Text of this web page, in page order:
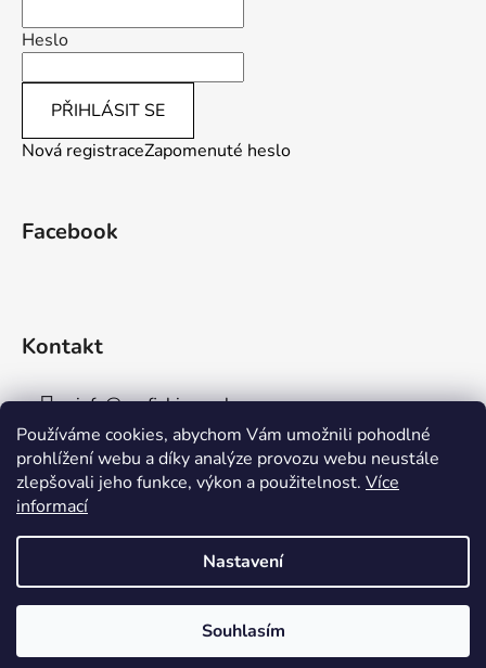
Používáme cookies, abychom Vám umožnili pohodlné
prohlížení webu a díky analýze provozu webu neustále
zlepšovali jeho funkce, výkon a použitelnost. Více
informací
Nastavení
Souhlasím
Heslo
PŘIHLÁSIT SE
Nová registraceZapomenuté heslo
Facebook
Kontakt
info@aaafishingpraha.cz
778 011 878
Vytvořil Shoptet
AAA Fishing Praha s.r.o.
práva vyhrazena.